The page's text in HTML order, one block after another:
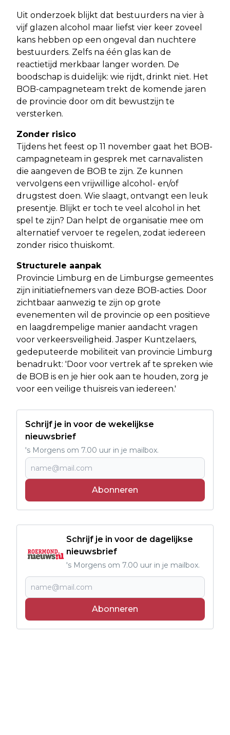
Uit onderzoek blijkt dat bestuurders na vier à
vijf glazen alcohol maar liefst vier keer zoveel
kans hebben op een ongeval dan nuchtere
bestuurders. Zelfs na één glas kan de
reactietijd merkbaar langer worden. De
boodschap is duidelijk: wie rijdt, drinkt niet. Het
BOB-campagneteam trekt de komende jaren
de provincie door om dit bewustzijn te
versterken.
Zonder risico
Tijdens het feest op 11 november gaat het BOB-
campagneteam in gesprek met carnavalisten
die aangeven de BOB te zijn. Ze kunnen
vervolgens een vrijwillige alcohol- en/of
drugstest doen. Wie slaagt, ontvangt een leuk
presentje. Blijkt er toch te veel alcohol in het
spel te zijn? Dan helpt de organisatie mee om
alternatief vervoer te regelen, zodat iedereen
zonder risico thuiskomt.
Structurele aanpak
Provincie Limburg en de Limburgse gemeentes
zijn initiatiefnemers van deze BOB-acties. Door
zichtbaar aanwezig te zijn op grote
evenementen wil de provincie op een positieve
en laagdrempelige manier aandacht vragen
voor verkeersveiligheid. Jasper Kuntzelaers,
gedeputeerde mobiliteit van provincie Limburg
benadrukt: 'Door voor vertrek af te spreken wie
de BOB is en je hier ook aan te houden, zorg je
voor een veilige thuisreis van iedereen.'
Schrijf je in voor de wekelijkse
nieuwsbrief
's Morgens om 7.00 uur in je mailbox.
Abonneren
Schrijf je in voor de dagelijkse
nieuwsbrief
's Morgens om 7.00 uur in je mailbox.
Abonneren